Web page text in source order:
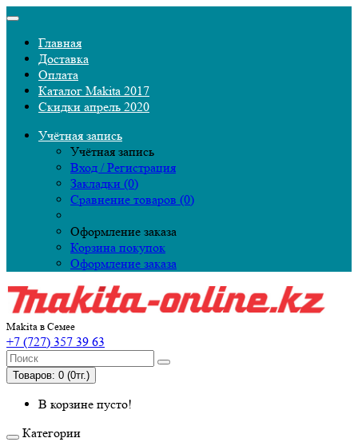
Главная
Доставка
Оплата
Каталог Makita 2017
Скидки апрель 2020
Учётная запись
Учётная запись
Вход / Регистрация
Закладки (0)
Сравнение товаров (0)
Оформление заказа
Корзина покупок
Оформление заказа
Makita в Семее
+7 (727) 357 39 63
Товаров: 0 (0тг.)
В корзине пусто!
Категории